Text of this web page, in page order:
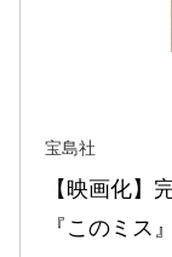
宝島社
【映画化】
『このミス